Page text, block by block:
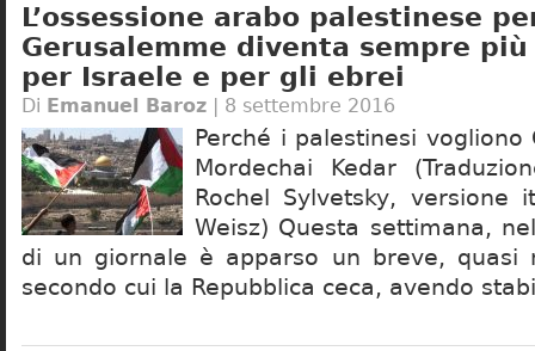
L’ossessione arabo palestinese
Gerusalemme diventa sempre
per Israele e per gli ebrei
Di Emanuel Baroz | 8 settembre 2016
Perché i palestinesi vogliono
Mordechai Kedar
Rochel Sylvetsky, versione
Weisz) Questa settimana,
di un giornale è apparso un breve, quasi
secondo cui la Repubblica ceca, avendo